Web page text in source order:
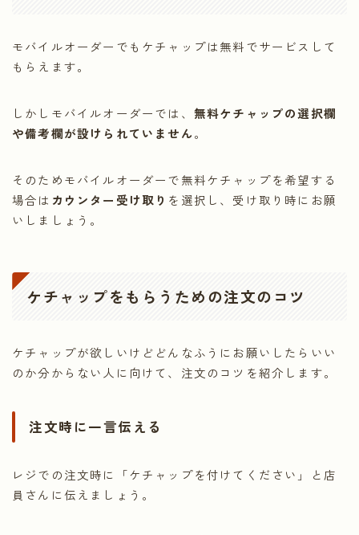
モバイルオーダーでもケチャップは無料でサービスして
もらえます。
しかしモバイルオーダーでは、 無料ケチャップの選択欄
や備考欄が設けられていません。
そのためモバイルオーダーで無料ケチャップを希望する
場合は カウンター受け取り を選択し、受け取り時にお願
いしましょう。
ケチャップをもらうための注文のコツ
ケチャップが欲しいけどどんなふうにお願いしたらいい
のか分からない人に向けて、注文のコツを紹介します。
注文時に一言伝える
レジでの注文時に「ケチャップを付けてください」と店
員さんに伝えましょう。